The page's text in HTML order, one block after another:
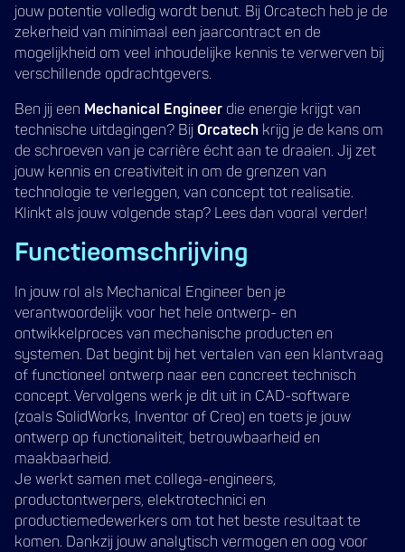
jouw potentie volledig wordt benut. Bij Orcatech heb je de
zekerheid van minimaal een jaarcontract en de
mogelijkheid om veel inhoudelijke kennis te verwerven bij
verschillende opdrachtgevers.
Ben jij een Mechanical Engineer die energie krijgt van
technische uitdagingen? Bij Orcatech krijg je de kans om
de schroeven van je carrière écht aan te draaien. Jij zet
jouw kennis en creativiteit in om de grenzen van
technologie te verleggen, van concept tot realisatie.
Klinkt als jouw volgende stap? Lees dan vooral verder!
Functieomschrijving
In jouw rol als Mechanical Engineer ben je
verantwoordelijk voor het hele ontwerp- en
ontwikkelproces van mechanische producten en
systemen. Dat begint bij het vertalen van een klantvraag
of functioneel ontwerp naar een concreet technisch
concept. Vervolgens werk je dit uit in CAD-software
(zoals SolidWorks, Inventor of Creo) en toets je jouw
ontwerp op functionaliteit, betrouwbaarheid en
maakbaarheid.
Je werkt samen met collega-engineers,
productontwerpers, elektrotechnici en
productiemedewerkers om tot het beste resultaat te
komen. Dankzij jouw analytisch vermogen en oog voor